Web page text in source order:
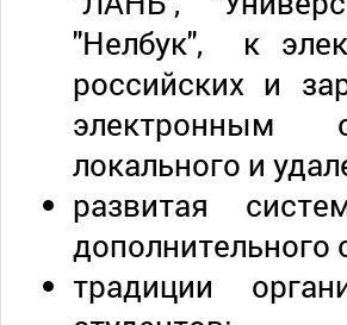
"Нелбук", к
российских и
электронным
локального и
развитая
дополнительного
традиции